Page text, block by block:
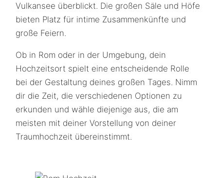
Vulkansee überblickt. Die großen Säle und Höfe
bieten Platz für intime Zusammenkünfte und
große Feiern.
Ob in Rom oder in der Umgebung, dein
Hochzeitsort spielt eine entscheidende Rolle
bei der Gestaltung deines großen Tages. Nimm
dir die Zeit, die verschiedenen Optionen zu
erkunden und wähle diejenige aus, die am
meisten mit deiner Vorstellung von deiner
Traumhochzeit übereinstimmt.